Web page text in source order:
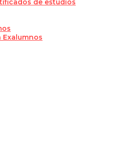
de estudios
Exalumnos